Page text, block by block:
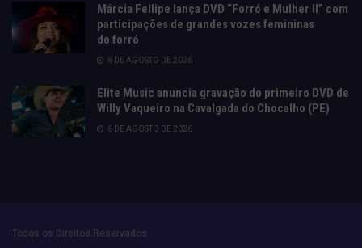
Márcia Fellipe lança DVD “Forró e Mulher II” com
participações de grandes vozes femininas
do forró
6 DE AGOSTO DE 2026
Elite Music anuncia gravação do primeiro DVD de
Willy Vaqueiro na Cavalgada do Chocalho (PE)
6 DE AGOSTO DE 2026
Todos os Direitos Reservados